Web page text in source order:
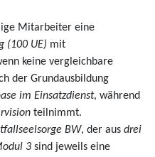
Mitarbeiter eine
(100 UE) mit
keine vergleichbare
der Grundausbildung
im Einsatzdienst, während
teilnimmt.
BW, der aus drei
3 sind jeweils eine